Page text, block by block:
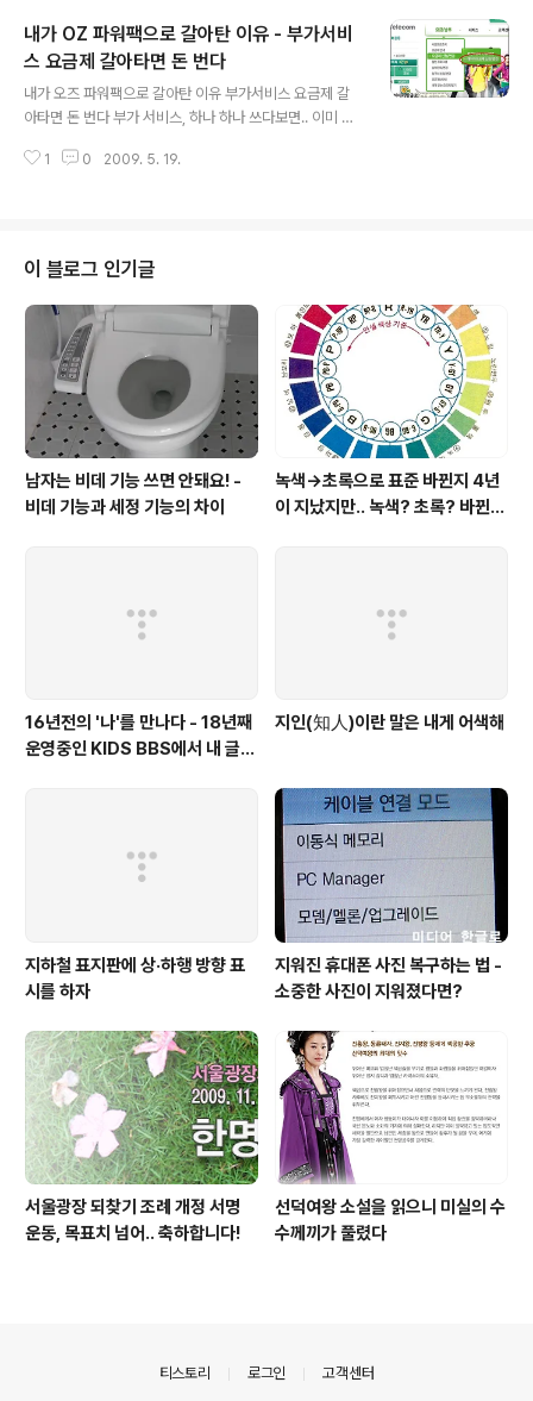
이다. (http://www.textcube.com/event/blogger_s
upport/) 그리고 아래와 같은 푸짐한 상품이 준비되어 있
다. 아, 정말로 탐나는 상품들이다. 그래서 나도 만들었다. ^
^ 하지만, 블로그 전체를 한 번에 텍스트큐브닷컴으로 옮기
기는 좀 망설여진다. 티스토리와 텍스트큐브는 어차피 부
모가 같은(?)데다가, 서로 자료의 형태가 같아서 손쉽게
내가 OZ 파워팩으로 갈아탄 이유 - 부가서비
스 요금제 갈아타면 돈 번다
내가 오즈 파워팩으로 갈아탄 이유 부가서비스 요금제 갈
아타면 돈 번다 부가 서비스, 하나 하나 쓰다보면.. 이미 여
자유 요금제에 가입을 하는 것은 기본이다. 월 6천원으로 1
고서 '멀티문자'로 #7055로 날리면 바로 내 토씨(http://
hangulo.tossi.com)에 글과 사진이 올라간다. 사실, US
B케이블을 연결하는 번거로움을 피하려고 PC앞에서도 휴
대폰으로 멀티문자를 날리는 편이다. 그런데, 멀티 문자는
1건에 몇백원이다. 그래서 또 가입한 것이... 어떤 종류의 문
1 0 2009. 5. 19.
이 블로그 인기글
남자는 비데 기능 쓰면 안돼요! -
비데 기능과 세정 기능의 차이
녹색→초록으로 표준 바뀐지 4년
이 지났지만.. 녹색? 초록? 바뀐
16년전의 '나'를 만나다 - 18년째
운영중인 KIDS BBS에서 내 글을
지인(知人)이란 말은 내게 어색해
지하철 표지판에 상·하행 방향 표
시를 하자
지워진 휴대폰 사진 복구하는 법 -
소중한 사진이 지워졌다면?
서울광장 되찾기 조례 개정 서명
운동, 목표치 넘어.. 축하합니다!
선덕여왕 소설을 읽으니 미실의 수
수께끼가 풀렸다
티스토리 로그인 고객센터